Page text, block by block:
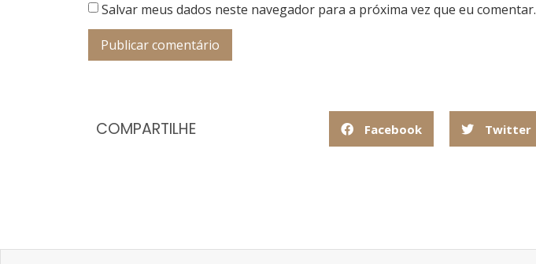
Salvar meus dados neste navegador para a próxima vez que eu comentar.
COMPARTILHE Facebook Twitter